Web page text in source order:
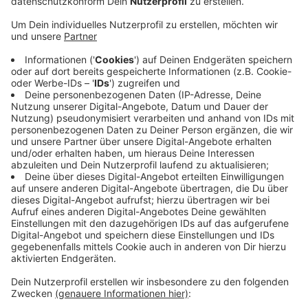
Anzeige
Das liegt an der Gestaltung der Online-Dienste für
Bürgerinnen und Bürger. Dabei liegt der Fokus auf
bedinerfreudlichen Oberflächen, auch für Mobile
Endgeräte. Interne organisatorische Abläufe sollen
nach und nach digitalisiert werden. Bis Jahresende soll
ein Bürgerserviceportal an den Start gehen. Mithilfe
von Authentifizierungsfunktionen und E-Payment kann
der Bürgerservice dann noch einfacher gestaltet
werden.
DG
Anzeige